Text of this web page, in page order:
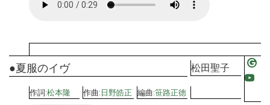
●夏服のイヴ 松田聖子
作詞:松本隆 作曲:日野皓正 編曲:笹路正徳